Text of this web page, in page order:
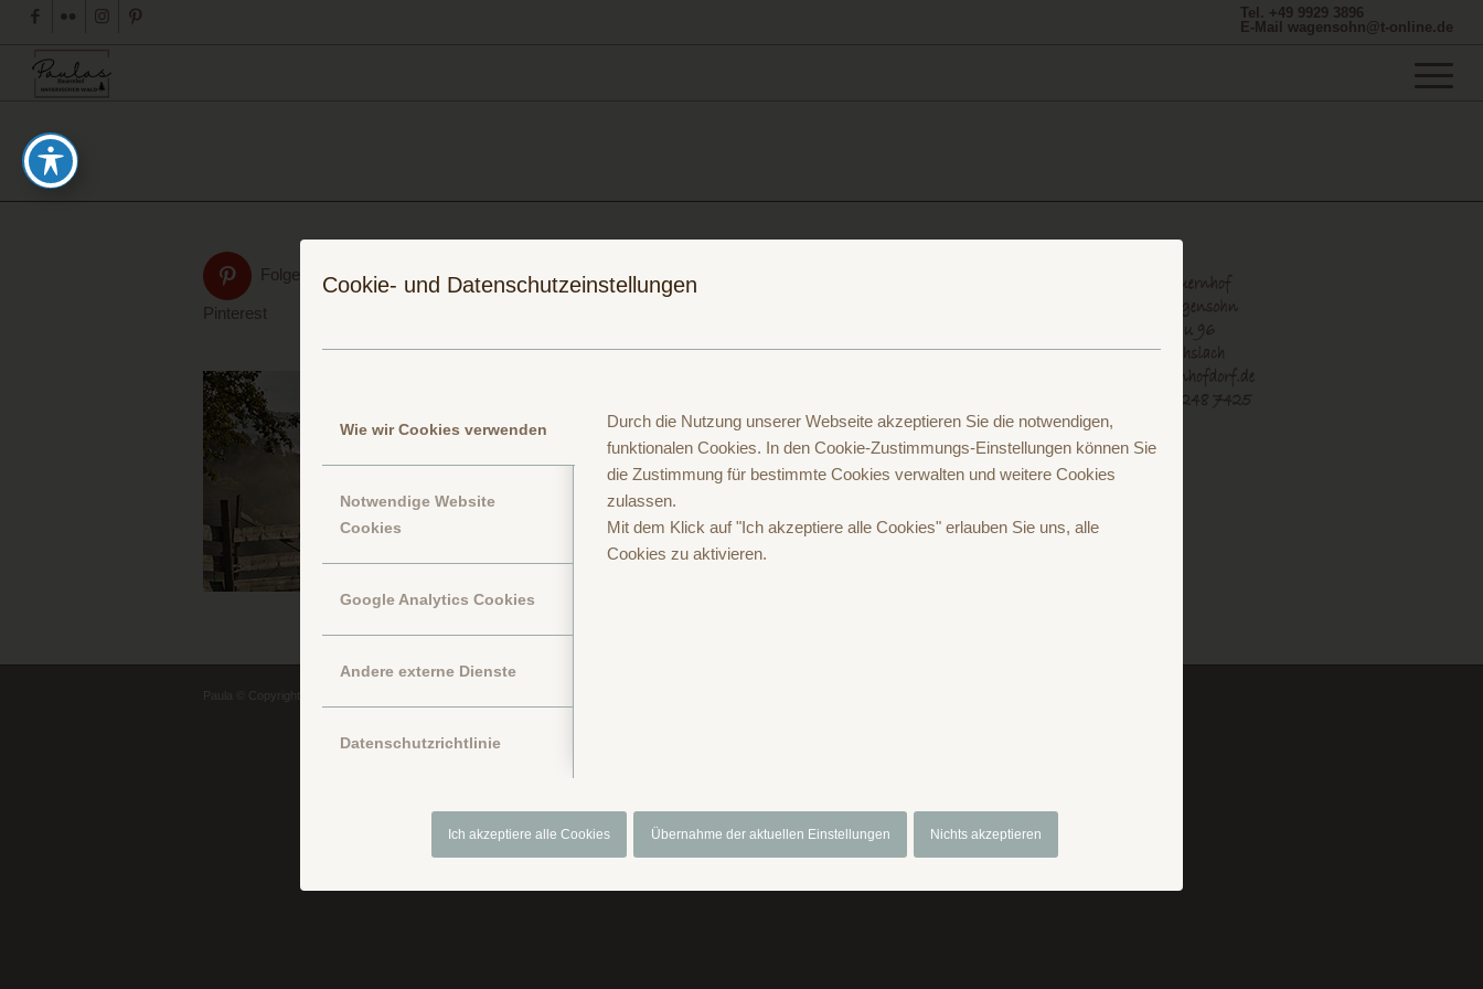
Cookie- und Datenschutzeinstellungen
Wie wir Cookies verwenden
Notwendige Website
Cookies
Google Analytics Cookies
Andere externe Dienste
Datenschutzrichtlinie
Durch die Nutzung unserer Webseite akzeptieren Sie die notwendigen,
funktionalen Cookies. In den Cookie-Zustimmungs-Einstellungen können Sie
die Zustimmung für bestimmte Cookies verwalten und weitere Cookies
zulassen.
Mit dem Klick auf "Ich akzeptiere alle Cookies" erlauben Sie uns, alle
Cookies zu aktivieren.
Ich akzeptiere alle Cookies Übernahme der aktuellen Einstellungen Nichts akzeptieren
Tel. +49 9929 3896
E-Mail wagensohn@t-online.de
Folge uns auf
Pinterest
Folge uns auf
Paula © Copyright